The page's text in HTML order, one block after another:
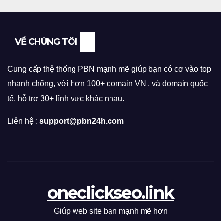
VỀ CHÚNG TÔI
Cung cấp thệ thống PBN mạnh mẽ giúp bạn có cơ vào top
nhanh chống, với hơn 100+ domain VN , và domain quốc
tế, hỗ trợ 30+ lĩnh vực khác nhau.
Liên hệ : support@pbn24h.com
oneclickseo.link
Giúp web site bạn mạnh mẽ hơn